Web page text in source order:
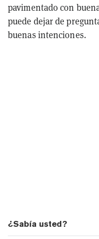
pavimentado con
puede dejar de
buenas intenciones.
¿Sabía usted?